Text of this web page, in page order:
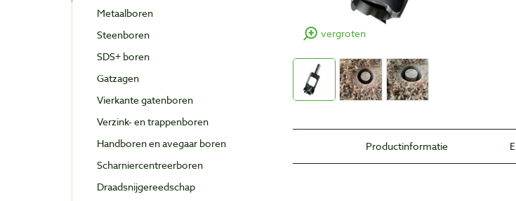
Metaalboren
Steenboren
SDS+ boren
Gatzagen
Vierkante gatenboren
Verzink- en trappenboren
Handboren en avegaar boren
Scharniercentreerboren
Draadsnijgereedschap
vergroten
Productinformatie